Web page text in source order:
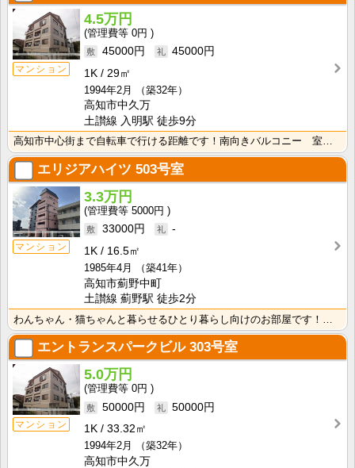
マンション
4.5万円
0円
45000円
45000円
1K
29㎡
1994年2月
（築32年）
高知市中久万
土讃線 入明駅 徒歩9分
高知市中心街まで自転車で行ける距離です！南向きバルコニー 室内洗濯機置場で冬でもお洗濯快適♪
エリジアハイツ 503号室
マンション
3.3万円
5000円
33000円
-
1K
16.5㎡
1985年4月
（築41年）
高知市薊野中町
土讃線 薊野駅 徒歩2分
エントランスパークビル303号室
マンション
5.0万円
0円
50000円
50000円
1K
33.32㎡
1994年2月
（築32年）
高知市中久万